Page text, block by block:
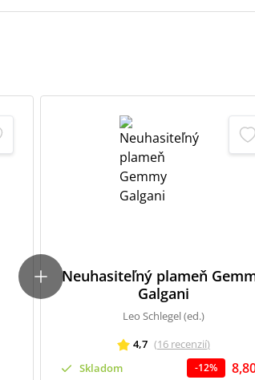
Neuhasiteľný plameň
Galgani
Leo Schlegel (ed.)
4,7 (16 recenzií)
Skladom
-12%